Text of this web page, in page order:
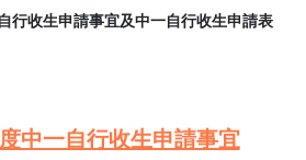
收生申請事宜及中一自行收生申請表
中一自行收生申請事宜